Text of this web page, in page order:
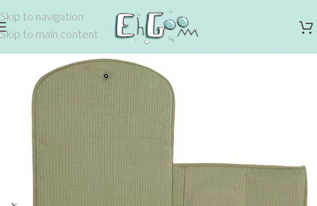
Skip to navigation
Skip to main content